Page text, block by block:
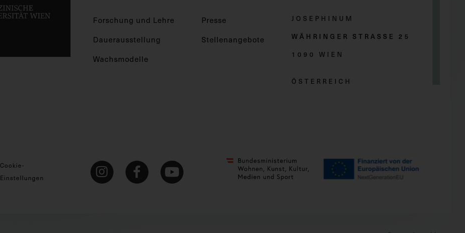
Forschung und Lehre
Dauerausstellung
Wachsmodelle
Presse
Stellenangebote
JOSEPHINUM
WÄHRINGER STRASSE 2 5
1090 WIEN
ÖSTERREICH
Cookie-
Einstellungen